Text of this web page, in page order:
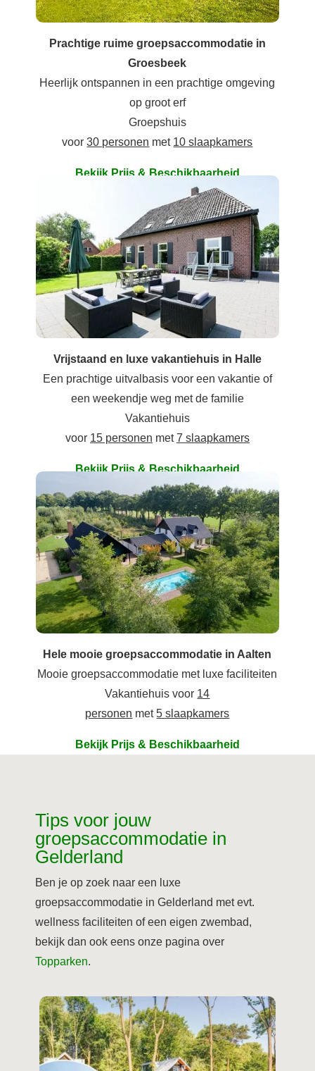
Prachtige ruime groepsaccommodatie in
Groesbeek
Heerlijk ontspannen in een prachtige omgeving
op groot erf
Groepshuis
voor30 personen met 10 slaapkamers
Bekijk Prijs & Beschikbaarheid
Vrijstaand en luxe vakantiehuis in Halle
Een prachtige uitvalbasis voor een vakantie of
een weekendje weg met de familie
Vakantiehuis
voor 15 personen met7 slaapkamers
Bekijk Prijs & Beschikbaarheid
Hele mooie groepsaccommodatie in Aalten
Mooie groepsaccommodatie met luxe faciliteiten
Vakantiehuis voor 14
personen met5 slaapkamers
Bekijk Prijs & Beschikbaarheid
Tips voor jouw
groepsaccommodatie in
Gelderland
Ben je op zoek naar een luxe
groepsaccommodatie in Gelderland met evt.
wellness faciliteiten of een eigen zwembad,
bekijk dan ook eens onze pagina over
Topparken.